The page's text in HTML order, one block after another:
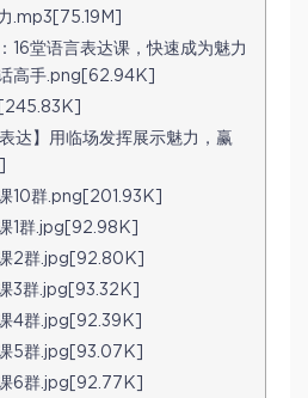
.mp3[75.19M]
16堂语言表达课，快速成为魅力
高手.png[62.94K]
达】用临场发挥展示魅力，赢
10群.png[201.93K]
1群.jpg[92.98K]
2群.jpg[92.80K]
3群.jpg[93.32K]
4群.jpg[92.39K]
5群.jpg[93.07K]
6群.jpg[92.77K]